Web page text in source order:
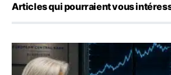
Articles qui pourraient vous
Yen : Washington a vendu des